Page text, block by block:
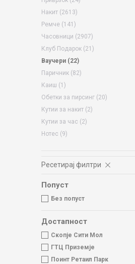
Накит (2613)
Ремче (141)
Часовници (2907)
Клуб Подарок (21)
Ваучери (22)
Паричник (82)
Каиш (1)
Обетки за пирсинг (20)
Кутии за накит (2)
Кутии за час (2)
Нотес (9)
Ресетирај филтри
Попуст
Без попуст
Достапност
Скопје Сити Мол
ГТЦ Приземје
Поинт Ретаил Парк